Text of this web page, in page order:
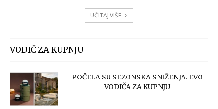
UČITAJ VIŠE
VODIČ ZA KUPNJU
POČELA SU SEZONSKA SNIŽENJA. EVO
VODIČA ZA KUPNJU